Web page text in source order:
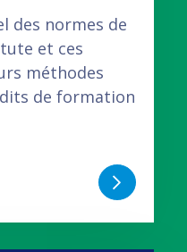
des normes de
et ces
méthodes
de formation